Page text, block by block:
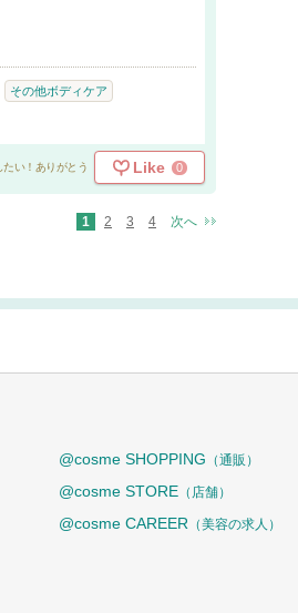
その他ボディケア
たい！ありがとう Like 0
1 2 3 4 次へ
@cosme SHOPPING （通販）
@cosme STORE （店舗）
@cosme CAREER （美容の求人）